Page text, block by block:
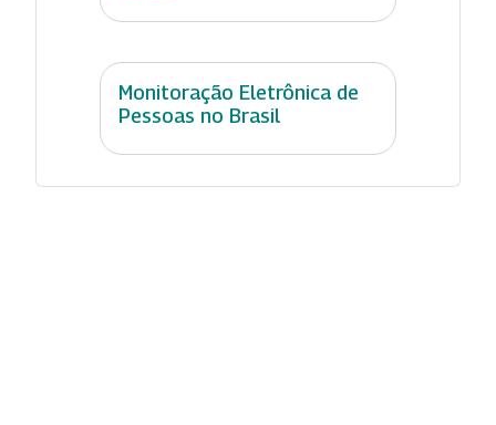
Monitoração Eletrônica de
Pessoas no Brasil